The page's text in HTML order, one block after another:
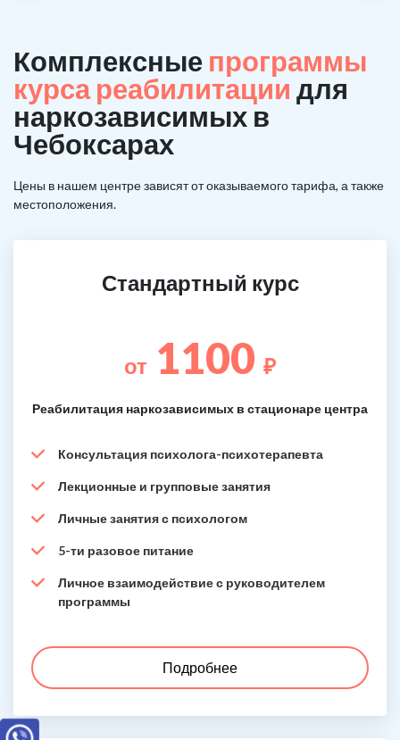
Комплексные программы
курса реабилитации для
наркозависимых в
Чебоксарах
Цены в нашем центре зависят от оказываемого тарифа, а также
местоположения.
Стандартный курс
от 1100 ₽
Реабилитация наркозависимых в стационаре центра
Консультация психолога-психотерапевта
Лекционные и групповые занятия
Личные занятия с психологом
5-ти разовое питание
Личное взаимодействие с руководителем
программы
Подробнее